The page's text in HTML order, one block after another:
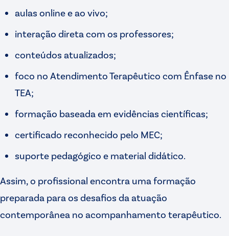
aulas online e ao vivo;
interação direta com os professores;
conteúdos atualizados;
foco no Atendimento Terapêutico com Ênfase no
TEA;
formação baseada em evidências científicas;
certificado reconhecido pelo MEC;
suporte pedagógico e material didático.
Assim, o profissional encontra uma formação
preparada para os desafios da atuação
contemporânea no acompanhamento terapêutico.